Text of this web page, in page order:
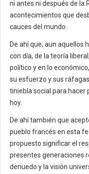
ni antes ni después de la
acontecimientos que
cauces del mundo.
De ahí que, aun aquellos
con día, de la teoría
político y en lo
su esfuerzo y sus
tiniebla social para hacer
hoy.
De ahí también que
pueblo francés en esta
propuesto significar el
presentes generaciones
denuedo y la visión